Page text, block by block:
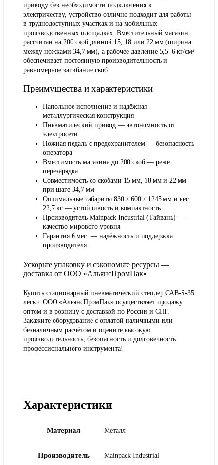
приводу без необходимости подключения к
электричеству, устройство отлично подходит для работы
в труднодоступных участках и на мобильных
производственных площадках. Вместительный магазин
рассчитан на 200 скоб длиной 15, 18 или 22 мм (ширина
между ножками 34,7 мм), а рабочее давление 5,5–6 кг/см²
обеспечивает постоянную производительность и
равномерное загибание скоб.
Преимущества и характеристики
Напольное исполнение и надёжная
металлургическая конструкция
Пневматический привод — автономность от
электросети
Ножная педаль с предохранителем — безопасность
оператора
Вместимость магазина до 200 скоб — реже
перезарядка
Совместимость со скобами 15 мм, 18 мм и 22 мм
при шаге 34,7 мм
Оптимальные габариты 830 × 600 × 1245 мм и вес
22,7 кг — устойчивость и компактность
Производитель Mainpack Industrial (Тайвань) —
качество мирового уровня
Гарантия 6 мес. — надёжность и поддержка
производителя
Ускорьте упаковку и сэкономьте ресурсы —
доставка от ООО «АльянсПромПак»
Купить стационарный пневматический степлер САВ‑S‑35
легко: ООО «АльянсПромПак» осуществляет продажу
оптом и в розницу с доставкой по России и СНГ.
Закажите оборудование с оплатой наличными или
безналичным расчётом и оцените высокую
производительность, безопасность и долговечность
профессионального инструмента!
Характеристики
Материал Металл
Производитель Mainpack Industrial